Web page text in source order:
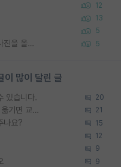
12
13
5
정보보안 연구하는 입장에선 식별가능한 사진을 올리는건 비추이긴함 5
이 많이 달린 글
있습니다. 20
SSH 박사과정을 그만두고 지방대 박사로 옮기면 교수의 꿈은 끝일까요? 21
나요? 15
12
9
9